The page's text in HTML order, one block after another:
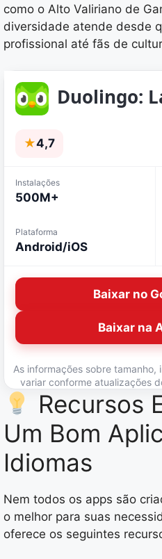
como o Alto Valiriano de
diversidade atende desde
profissional até fãs de
★4,7
Instalações
500M+
Plataforma
Android/iOS
Baixar no
Baixar na
As informações sobre
variar conforme atualizações
Recursos
Um Bom
Idiomas
Nem todos os apps são
o melhor para suas
oferece os seguintes